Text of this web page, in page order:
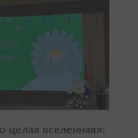
целая вселенная»: